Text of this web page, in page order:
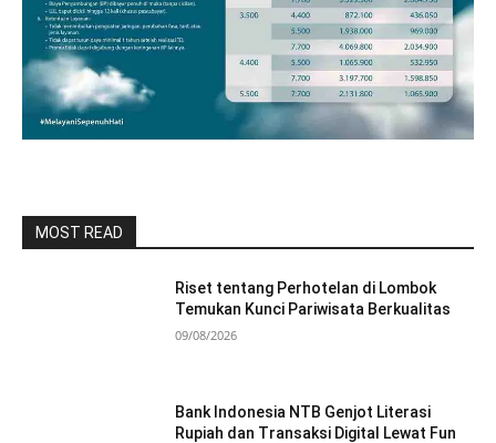
MOST READ
Riset tentang Perhotelan di Lombok
Temukan Kunci Pariwisata Berkualitas
09/08/2026
Bank Indonesia NTB Genjot Literasi
Rupiah dan Transaksi Digital Lewat Fun